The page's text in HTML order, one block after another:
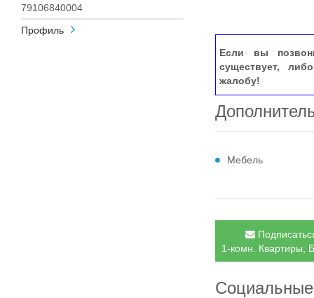
79106840004
Профиль
Если вы
существует,
жалобу!
Мебель
1-комн. Квартиры,